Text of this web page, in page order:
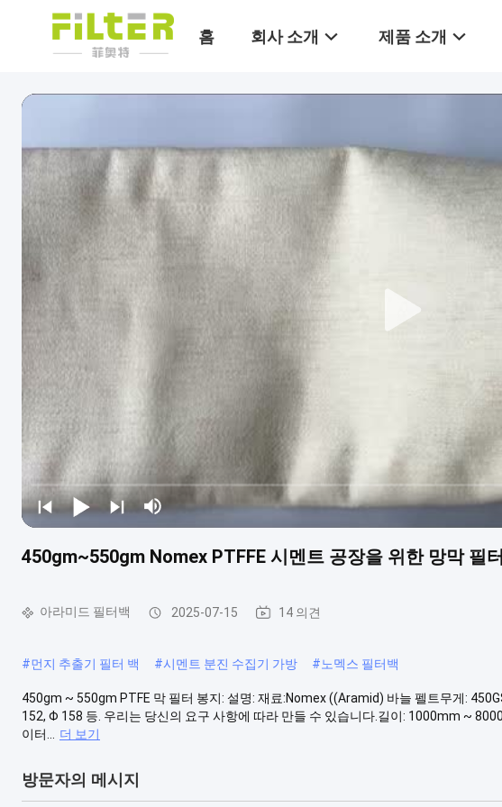
홈 회사 소개 제품 소개
450gm~550gm Nomex PTFFE 시멘트 공장을 위한 망막 필
아라미드 필터백 2025-07-15 14 의견
#먼지 추출기 필터 백 #시멘트 분진 수집기 가방 #노멕스 필터백
450gm ~ 550gm PTFE 막 필터 봉지: 설명: 재료:Nomex ((Aramid) 바늘 펠트무게:
152, Φ 158 등. 우리는 당신의 요구 사항에 따라 만들 수 있습니다.길이: 1000mm ~
이터...
더 보기
방문자의 메시지